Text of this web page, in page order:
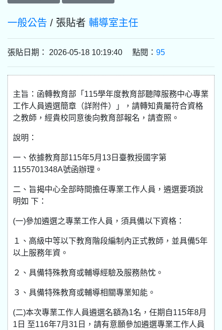
一般公告 / 張貼者 輔導室主任
張貼日期： 2026-05-18 10:19:40 點閱： 95
主旨：函轉教育部「115學年度教育部聽障服務中心專業
工作人員遴選簡章（詳附件）」，請轉知貴屬符合資格
之教師，經貴校同意後向教育部報名，請查照。
說明：
一、依據教育部115年5月13日臺教授國字第
1155701348A號函辦理。
二、旨揭中心全部時間擔任專業工作人員，遴選要項說
明如 下：
(一)參加遴選之專業工作人員，須具備以下資格：
１、高級中等以下教育階段編制內正式教師，並具備5年
以上服務年資。
２、具備特殊教育或輔導經驗及服務熱忱。
３、具備特殊教育或輔導相關專業知能。
(二)本次專業工作人員遴選名額為1名，任期自115年8月
1日 至116年7月31日，請有意願參加遴選專業工作人員